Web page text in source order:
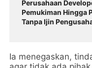
Perusahaan
Pemukiman Hingga
Tanpa Ijin
Ia menegaskan,